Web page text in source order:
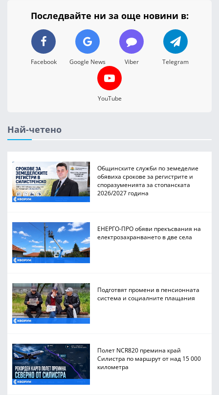
Последвайте ни за още новини в:
Facebook Google News Viber Telegram
YouTube
Най-четено
Общинските служби по земеделие
обявиха срокове за регистрите и
споразуменията за стопанската
2026/2027 година
ЕНЕРГО-ПРО обяви прекъсвания на
електрозахранването в две села
Подготвят промени в пенсионната
система и социалните плащания
Полет NCR820 премина край
Силистра по маршрут от над 15 000
километра